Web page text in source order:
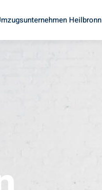
Heilbronn